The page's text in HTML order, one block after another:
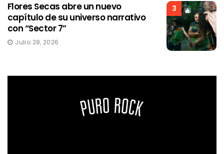
3
Flores Secas abre un nuevo
capítulo de su universo narrativo
con “Sector 7”
Julio 28, 2026